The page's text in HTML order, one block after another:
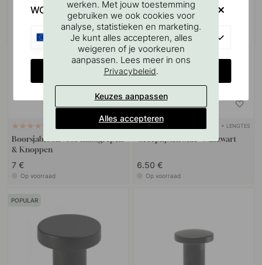
Boorsjabloon voor handgrepen
& Knoppen
7 €
Op voorraad
+ LENGTES
Greeplijsten Side - Matzwart
6.50 €
Op voorraad
POPULAR
werken. Met jouw toestemming
gebruiken we ook cookies voor
analyse, statistieken en marketing.
Je kunt alles accepteren, alles
weigeren of je voorkeuren
aanpassen. Lees meer in ons
Privacybeleid.
Keuzes aanpassen
Alles accepteren
WOULD YOU RATHER VISIT?
CHANGE COUNTRY